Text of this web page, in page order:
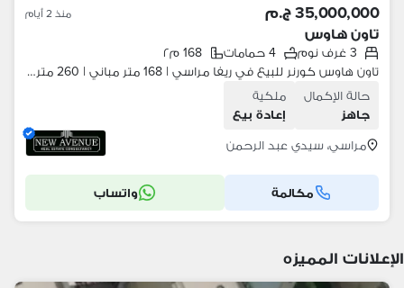
35,000,000 ج.م منذ 2 أيام
تاون هاوس
3 غرف نوم 4 حمامات
168 م٢
تاون هاوس كورنر للبيع في ريفا مراسي | 168 متر مباني | 260 متر أرض | إطلالة على حمامات السباحة | 3 غرف نوم
حالة الإكمال
جاهز
ملكية
إعادة بيع
مراسي، سيدي عبد الرحمن
مكالمة واتساب
الإعلانات المميزه